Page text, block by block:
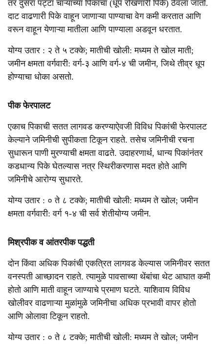
तर दुसरा पट्टा चाऱ्याच्या पिकांचा (धूप रोखणारी पिके) ठेवला जातो.
दाट वाढणारी पिके वाहून जाणाऱ्या पाण्याचा वेग कमी करतात आणि
वरून वाहून येणाऱ्या मातीला आणि पाण्याला अडवून धरतात.
योग्य उतार : २ ते ५ टक्के; मातीची खोली: मध्यम ते खोल माती;
जमीन क्षमता वर्गवारी: वर्ग-३ आणि वर्ग-४ ची जमीन, जिथे तीव्र धूप
होण्याचा धोका असतो.
पीक फेरपालट
एकाच पिकाची सतत लागवड करण्याऐवजी विविध पिकांची फेरपालट
केल्याने जमिनीची सुपीकता टिकून राहते. तसेच जमिनीची रचना
सुधारून पाणी मुरण्याची क्षमता वाढते. उदाहरणार्थ, धान्य पिकांनंतर
कडधान्य पिके घेतल्यास नत्र स्थिरीकरणास मदत होते आणि
जमिनीचे आरोग्य सुधारते.
योग्य उतार : ० ते ८ टक्के; मातीची खोली: मध्यम ते खोल; जमीन
क्षमता वर्गवारी: वर्ग १-४ ची सर्व शेतीयोग्य जमीन.
मिश्रपीक व आंतरपीक पद्धती
दोन किंवा अधिक पिकांची एकत्रित लागवड केल्यास जमिनीवर सतत
वनस्पती आच्छादन राहते. त्यामुळे पावसाच्या थेंबांचा थेट आघात कमी
होतो आणि माती वाहून जाण्याचे प्रमाण घटते. याशिवाय विविध
खोलीवर वाढणाऱ्या मुळांमुळे जमिनीचा अधिक प्रभावी वापर होतो
आणि ओलावा टिकून राहतो.
योग्य उतार : ० ते ८ टक्के; मातीची खोली: मध्यम ते खोल; जमीन